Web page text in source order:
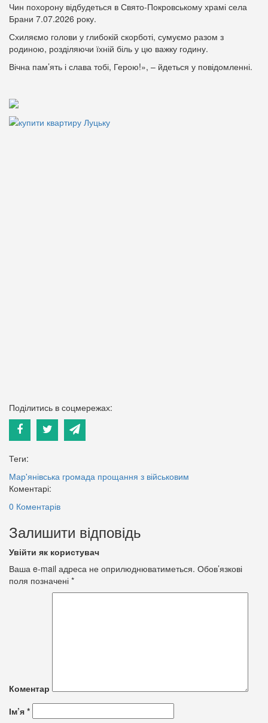
Чин похорону відбудеться в Свято-Покровському храмі села
Брани 7.07.2026 року.
Схиляємо голови у глибокій скорботі, сумуємо разом з
родиною, розділяючи їхній біль у цю важку годину.
Вічна пам’ять і слава тобі, Герою!», – йдеться у повідомленні.
Поділитись в соцмережах:
Теги:
Мар'янівська громада прощання з військовим
Коментарі:
0 Коментарів
Залишити відповідь
Увійти як користувач
Ваша e-mail адреса не оприлюднюватиметься. Обов’язкові
поля позначені *
Коментар
Ім’я *